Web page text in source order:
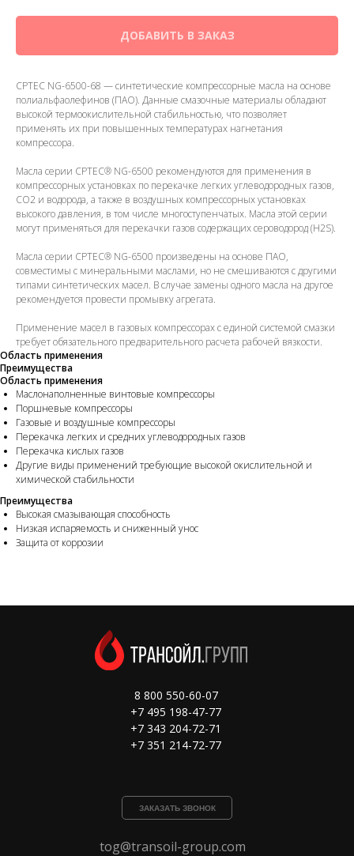
ДОБАВИТЬ В ЗАКАЗ
CPTEC NG-6500-68 — синтетические компрессорные масла на основе
полиальфаолефинов (ПАО). Данные смазочные материалы обладают
высокой термоокислительной стабильностью, что позволяет
применять их при повышенных температурах нагнетания
компрессора.
Масла серии CPTEC® NG-6500 рекомендуются для применения в
компрессорных установках по перекачке легких углеводородных газов,
CO2 и водорода, а также в воздушных компрессорных установках
высокого давления, в том числе многоступенчатых. Масла этой серии
могут применяться для перекачки газов содержащих сероводород (H2S).
Масла серии CPTEC® NG-6500 произведены на основе ПАО,
совместимы с минеральными маслами, но не смешиваются с другими
типами синтетических масел. В случае замены одного масла на другое
рекомендуется провести промывку агрегата.
Применение масел в газовых компрессорах с единой системой смазки
требует обязательного предварительного расчета рабочей вязкости.
Область применения
Преимущества
Область применения
Маслонаполненные винтовые компрессоры
Поршневые компрессоры
Газовые и воздушные компрессоры
Перекачка легких и средних углеводородных газов
Перекачка кислых газов
Другие виды применений требующие высокой окислительной и
химической стабильности
Преимущества
Высокая смазывающая способность
Низкая испаряемость и сниженный унос
Защита от коррозии
8 800 550-60-07
+7 495 198-47-77
+7 343 204-72-71
+7 351 214-72-77
ЗАКАЗАТЬ ЗВОНОК
tog@transoil-group.com